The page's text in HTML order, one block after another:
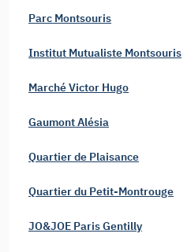
Parc Montsouris
Institut Mutualiste Montsouris
Marché Victor Hugo
Gaumont Alésia
Quartier de Plaisance
Quartier du Petit-Montrouge
JO&JOE Paris Gentilly